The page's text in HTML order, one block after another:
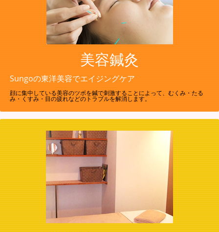
美容鍼灸
Sungoの東洋美容でエイジングケア
顔に集中している美容のツボを鍼で刺激することによって、むくみ・たる
み・くすみ・目の疲れなどのトラブルを解消します。